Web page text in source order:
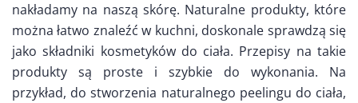
nakładamy na naszą skórę. Naturalne produkty, które
można łatwo znaleźć w kuchni, doskonale sprawdzą się
jako składniki kosmetyków do ciała. Przepisy na takie
produkty są proste i szybkie do wykonania. Na
przykład, do stworzenia naturalnego peelingu do ciała,